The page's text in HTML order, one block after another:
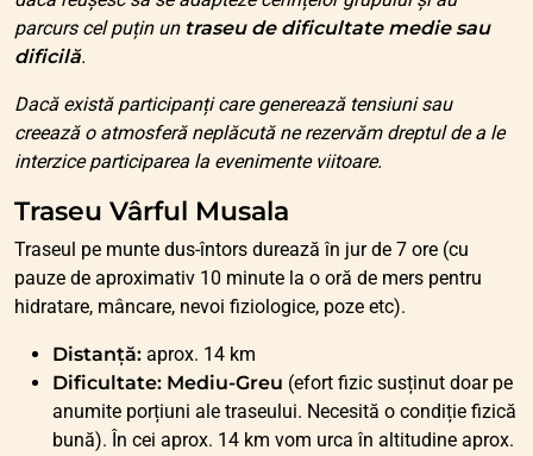
parcurs cel puțin un traseu de dificultate medie sau
dificilă.
Dacă există participanți care generează tensiuni sau
creează o atmosferă neplăcută ne rezervăm dreptul de a le
interzice participarea la evenimente viitoare.
Traseu Vârful Musala
Traseul pe munte dus-întors durează în jur de 7 ore (cu
pauze de aproximativ 10 minute la o oră de mers pentru
hidratare, mâncare, nevoi fiziologice, poze etc).
Distanță: aprox. 14 km
Dificultate: Mediu-Greu (efort fizic susținut doar pe
anumite porțiuni ale traseului. Necesită o condiție fizică
bună). În cei aprox. 14 km vom urca în altitudine aprox.